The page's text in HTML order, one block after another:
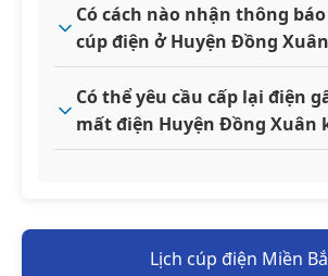
Có cách nào nhận thông
cúp điện ở Huyện Đồng
Có thể yêu cầu cấp lại điện
mất điện Huyện Đồng Xuân
Lịch cúp điện Miền